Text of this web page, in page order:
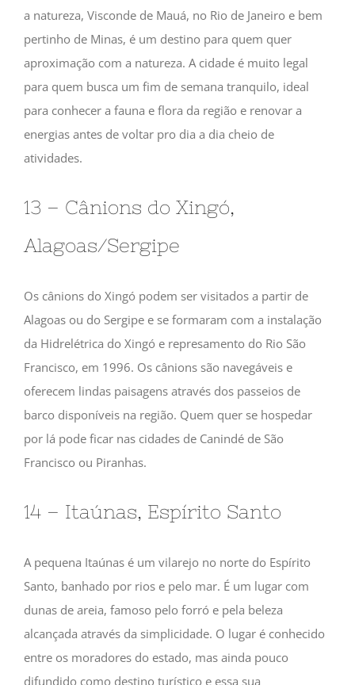
a natureza, Visconde de Mauá, no Rio de Janeiro e bem
pertinho de Minas, é um destino para quem quer
aproximação com a natureza. A cidade é muito legal
para quem busca um fim de semana tranquilo, ideal
para conhecer a fauna e flora da região e renovar a
energias antes de voltar pro dia a dia cheio de
atividades.
13 – Cânions do Xingó,
Alagoas/Sergipe
Os cânions do Xingó podem ser visitados a partir de
Alagoas ou do Sergipe e se formaram com a instalação
da Hidrelétrica do Xingó e represamento do Rio São
Francisco, em 1996. Os cânions são navegáveis e
oferecem lindas paisagens através dos passeios de
barco disponíveis na região. Quem quer se hospedar
por lá pode ficar nas cidades de Canindé de São
Francisco ou Piranhas.
14 – Itaúnas, Espírito Santo
A pequena Itaúnas é um vilarejo no norte do Espírito
Santo, banhado por rios e pelo mar. É um lugar com
dunas de areia, famoso pelo forró e pela beleza
alcançada através da simplicidade. O lugar é conhecido
entre os moradores do estado, mas ainda pouco
difundido como destino turístico e essa sua